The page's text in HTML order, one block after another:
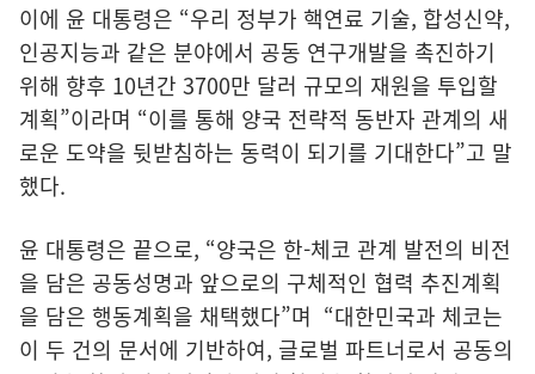
이에 윤 대통령은 “우리 정부가 핵연료 기술, 합성신약,
인공지능과 같은 분야에서 공동 연구개발을 촉진하기
위해 향후 10년간 3700만 달러 규모의 재원을 투입할
계획”이라며 “이를 통해 양국 전략적 동반자 관계의 새
로운 도약을 뒷받침하는 동력이 되기를 기대한다”고 말
했다.
윤 대통령은 끝으로, “양국은 한-체코 관계 발전의 비전
을 담은 공동성명과 앞으로의 구체적인 협력 추진계획
을 담은 행동계획을 채택했다”며 “대한민국과 체코는
이 두 건의 문서에 기반하여, 글로벌 파트너로서 공동의